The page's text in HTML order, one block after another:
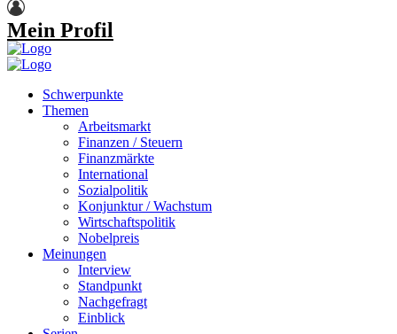
Mein Profil
Schwerpunkte
Themen
Arbeitsmarkt
Finanzen / Steuern
Finanzmärkte
International
Sozialpolitik
Konjunktur / Wachstum
Wirtschaftspolitik
Nobelpreis
Meinungen
Interview
Standpunkt
Nachgefragt
Einblick